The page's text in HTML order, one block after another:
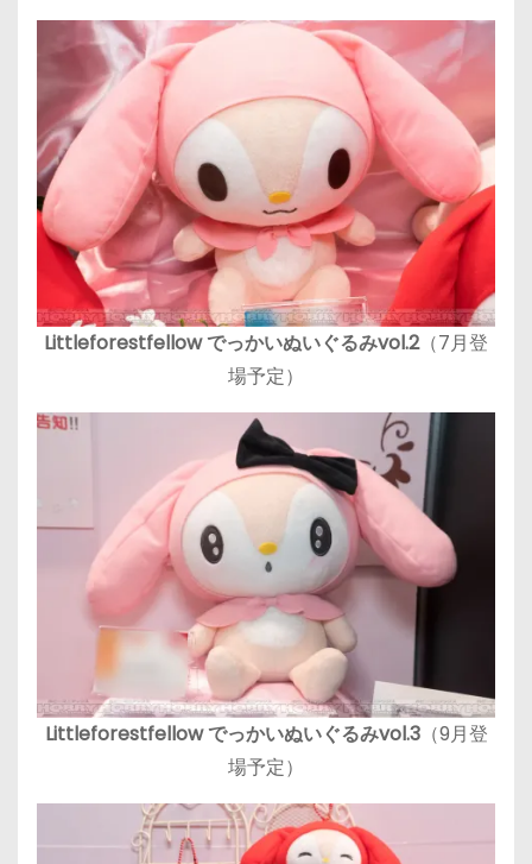
Littleforestfellow でっかいぬいぐるみvol.2（7月登
場予定）
Littleforestfellow でっかいぬいぐるみvol.3（9月登
場予定）